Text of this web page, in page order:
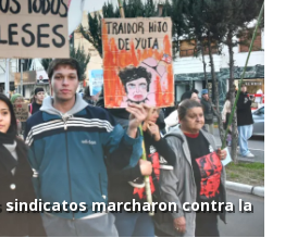
sindicatos marcharon contra la